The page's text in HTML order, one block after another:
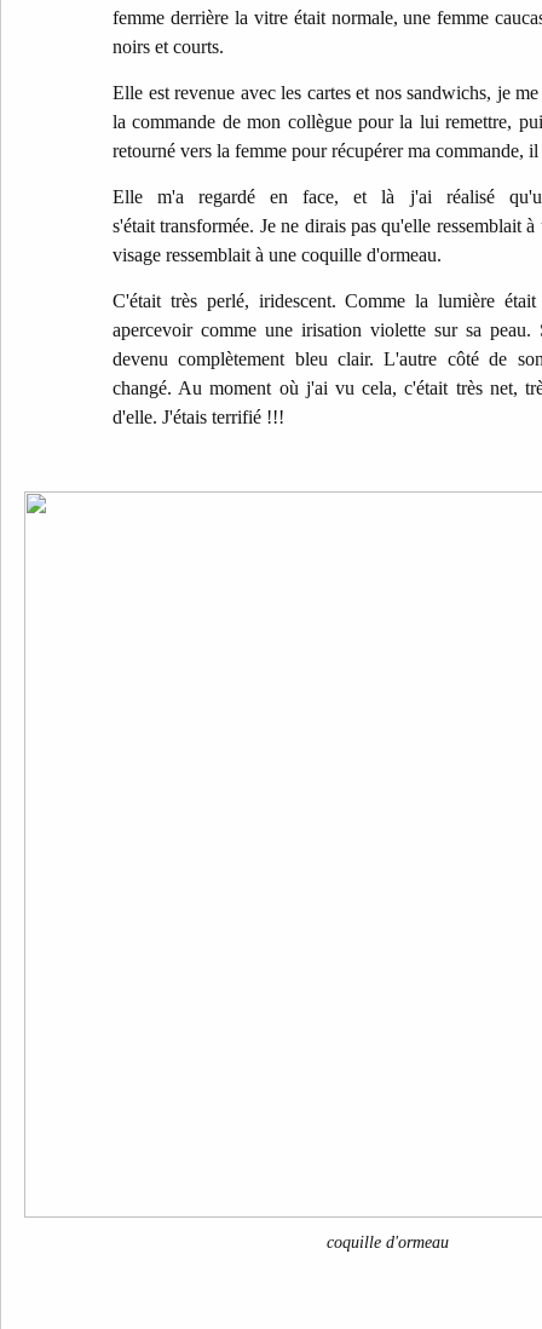
femme derrière la vitre était normale, une femme
noirs et courts.
Elle est revenue avec les cartes et nos sandwichs, je
la commande de mon collègue pour la lui remettre,
retourné vers la femme pour récupérer ma commande,
Elle m'a regardé en face, et là j'ai réalisé
s'était transformée. Je ne dirais pas qu'elle ressemblait
visage ressemblait à une coquille d'ormeau.
C'était très perlé, iridescent. Comme la lumière
apercevoir comme une irisation violette sur sa
devenu complètement bleu clair. L'autre côté de
changé. Au moment où j'ai vu cela, c'était très net,
d'elle. J'étais terrifié !!!
coquille d'ormeau